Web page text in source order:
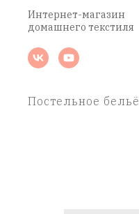
Интернет-магазин
домашнего текстиля
Постельное бельё